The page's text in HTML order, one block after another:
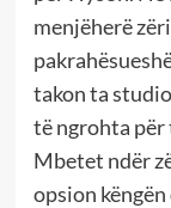
menjëherë
takon ta
të ngrohta
Mbetet ndër
opsion